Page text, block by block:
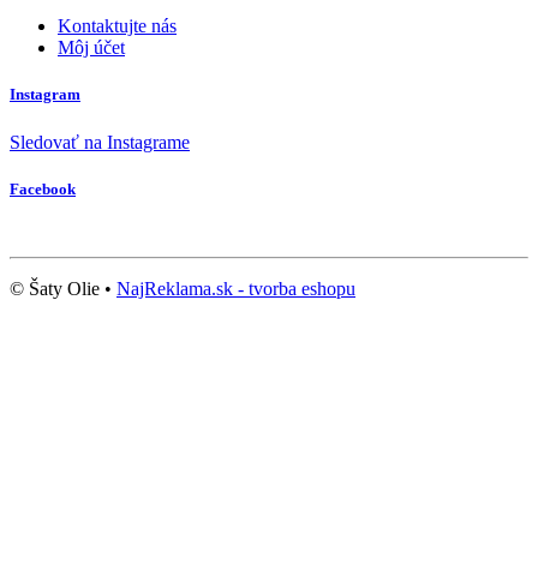
Kontaktujte nás
Môj účet
Instagram
Sledovať na Instagrame
Facebook
© Šaty Olie • NajReklama.sk - tvorba eshopu